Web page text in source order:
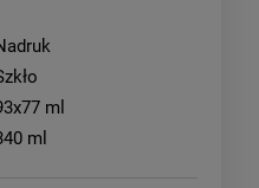
ml
ml